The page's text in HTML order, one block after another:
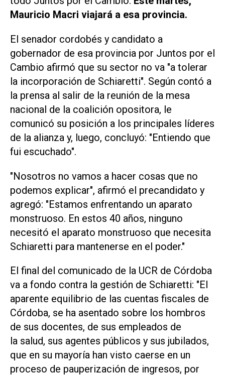
Mauricio Macri viajará a esa provincia.
El senador cordobés y candidato a
gobernador de esa provincia por Juntos por el
Cambio afirmó que su sector no va "a tolerar
la incorporación de Schiaretti". Según contó a
la prensa al salir de la reunión de la mesa
nacional de la coalición opositora, le
comunicó su posición a los principales líderes
de la alianza y, luego, concluyó: "Entiendo que
fui escuchado".
"Nosotros no vamos a hacer cosas que no
podemos explicar", afirmó el precandidato y
agregó: "Estamos enfrentando un aparato
monstruoso. En estos 40 años, ninguno
necesitó el aparato monstruoso que necesita
Schiaretti para mantenerse en el poder."
El final del comunicado de la UCR de Córdoba
va a fondo contra la gestión de Schiaretti: "El
aparente equilibrio de las cuentas fiscales de
Córdoba, se ha asentado sobre los hombros
de sus docentes, de sus empleados de
la salud, sus agentes públicos y sus jubilados,
que en su mayoría han visto caerse en un
proceso de pauperización de ingresos, por